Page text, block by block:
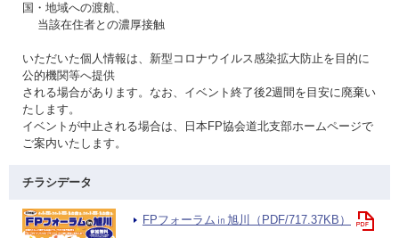
国・地域への渡航、
当該在住者との濃厚接触
いただいた個人情報は、新型コロナウイルス感染拡大防止を目的に
公的機関等へ提供
される場合があります。なお、イベント終了後2週間を目安に廃棄い
たします。
イベントが中止される場合は、日本FP協会道北支部ホームページで
ご案内いたします。
チラシデータ
FPフォーラム㏌旭川（PDF/717.37KB）